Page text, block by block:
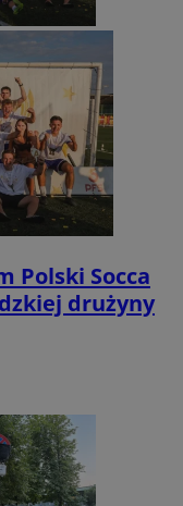
Polski Socca
drużyny